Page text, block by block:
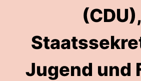
(CDU),
Jugend und